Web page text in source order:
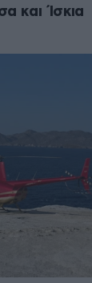
και Ίσκια